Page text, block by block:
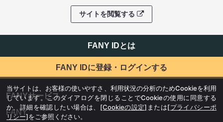
サイトを閲覧する
FANY IDとは
FANY IDに登録・ログインする
FANYサービス
FANY
当サイトは、お客様の使いやすさ、利用状況の分析のためCookieを利用
しています。このダイアログを閉じることでCookieの使用に同意する
か、詳細を確認したい場合は、 [Cookieの設定] または[プライバシーポ
リシー]をご参照ください。